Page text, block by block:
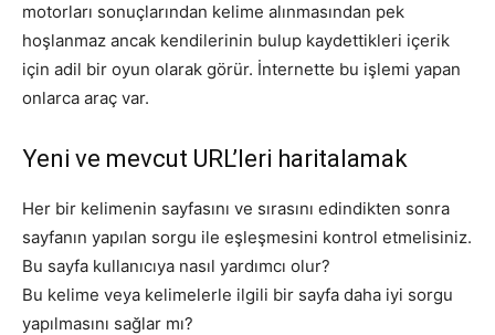
motorları sonuçlarından kelime alınmasından pek
hoşlanmaz ancak kendilerinin bulup kaydettikleri içerik
için adil bir oyun olarak görür. İnternette bu işlemi yapan
onlarca araç var.
Yeni ve mevcut URL’leri haritalamak
Her bir kelimenin sayfasını ve sırasını edindikten sonra
sayfanın yapılan sorgu ile eşleşmesini kontrol etmelisiniz.
Bu sayfa kullanıcıya nasıl yardımcı olur?
Bu kelime veya kelimelerle ilgili bir sayfa daha iyi sorgu
yapılmasını sağlar mı?